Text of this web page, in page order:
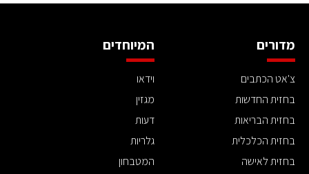
מדורים
צ'אט הכתבים
בחזית החדשות
בחזית הבריאות
בחזית הכלכלית
בחזית לאישה
המיוחדים
וידאו
מגזין
דעות
גלריות
המטבחון